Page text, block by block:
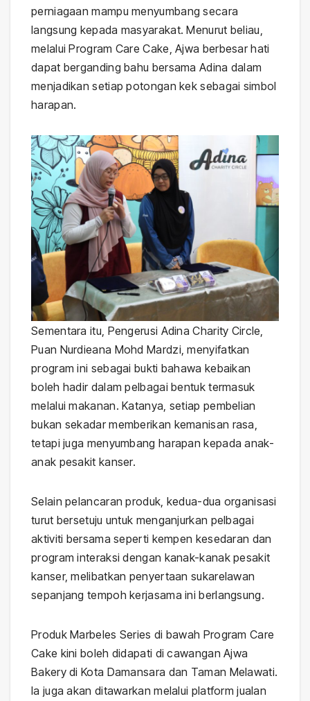
perniagaan mampu menyumbang secara
langsung kepada masyarakat. Menurut beliau,
melalui Program Care Cake, Ajwa berbesar hati
dapat berganding bahu bersama Adina dalam
menjadikan setiap potongan kek sebagai simbol
harapan.
Sementara itu, Pengerusi Adina Charity Circle,
Puan Nurdieana Mohd Mardzi, menyifatkan
program ini sebagai bukti bahawa kebaikan
boleh hadir dalam pelbagai bentuk termasuk
melalui makanan. Katanya, setiap pembelian
bukan sekadar memberikan kemanisan rasa,
tetapi juga menyumbang harapan kepada anak-
anak pesakit kanser.
Selain pelancaran produk, kedua-dua organisasi
turut bersetuju untuk menganjurkan pelbagai
aktiviti bersama seperti kempen kesedaran dan
program interaksi dengan kanak-kanak pesakit
kanser, melibatkan penyertaan sukarelawan
sepanjang tempoh kerjasama ini berlangsung.
Produk Marbeles Series di bawah Program Care
Cake kini boleh didapati di cawangan Ajwa
Bakery di Kota Damansara dan Taman Melawati.
Ia juga akan ditawarkan melalui platform jualan